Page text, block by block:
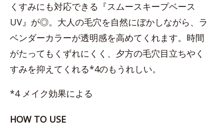
くすみにも対応できる『スムースキープベース
UV』が◎。大人の毛穴を自然にぼかしながら、ラ
ベンダーカラーが透明感を高めてくれます。時間
がたってもくずれにくく、夕方の毛穴目立ちやく
すみを抑えてくれる*4のもうれしい。
*4 メイク効果による
HOW TO USE